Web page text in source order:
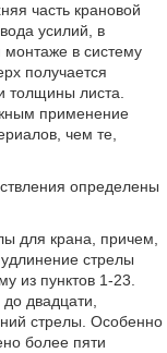
часть крановой
усилий, в
в систему
получается
толщины листа.
применение
чем те,
определены
для крана, причем,
стрелы
из пунктов 1-23.
двадцати,
стрелы. Особенно
более пяти